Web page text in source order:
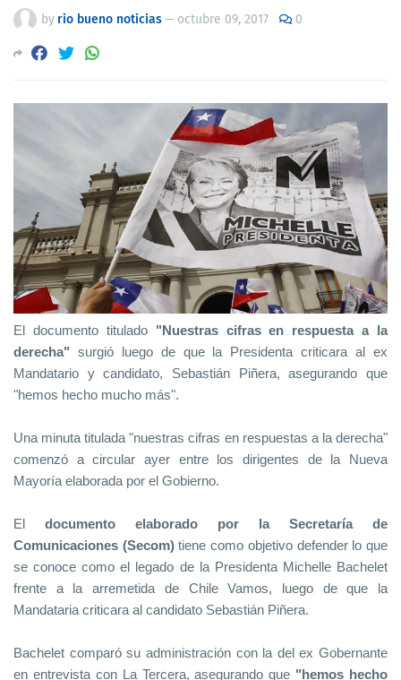
by rio bueno noticias— octubre 09, 2017 0
El documento titulado "Nuestras cifras en respuesta a la
derecha" surgió luego de que la Presidenta criticara al ex
Mandatario y candidato, Sebastián Piñera, asegurando que
"hemos hecho mucho más".
Una minuta titulada "nuestras cifras en respuestas a la derecha"
comenzó a circular ayer entre los dirigentes de la Nueva
Mayoría elaborada por el Gobierno.
El documento elaborado por la Secretaría de
Comunicaciones (Secom)tiene como objetivo defender lo que
se conoce como el legado de la Presidenta Michelle Bachelet
frente a la arremetida de Chile Vamos, luego de que la
Mandataria criticara al candidato Sebastián Piñera.
Bachelet comparó su administración con la del ex Gobernante
en entrevista con La Tercera, asegurando que "hemos hecho